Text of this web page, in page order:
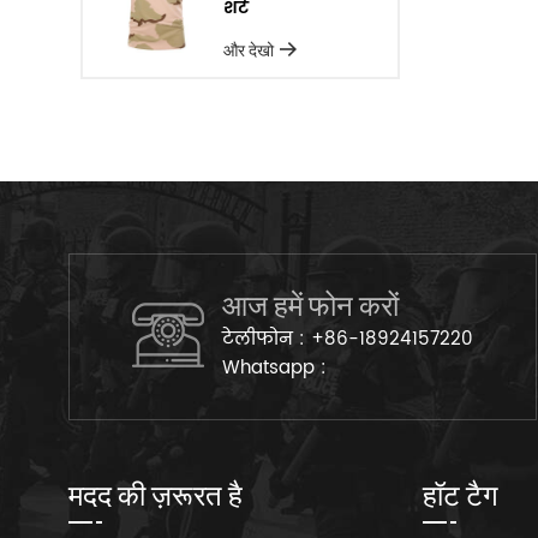
शर्ट
और देखो
आज हमें फोन करों
टेलीफोन : +86-18924157220
Whatsapp :
मदद की ज़रूरत है हॉट टैग